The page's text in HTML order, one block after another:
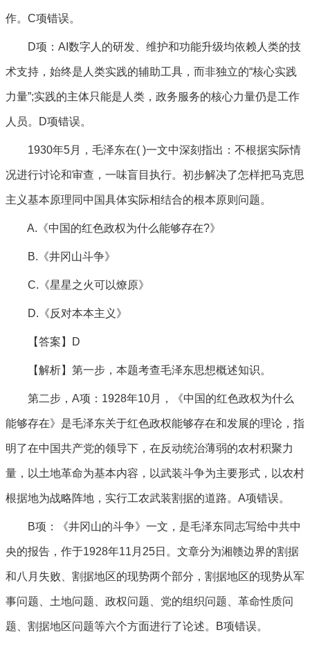
作。C项错误。
D项：AI数字人的研发、维护和功能升级均依赖人类的技
术支持，始终是人类实践的辅助工具，而非独立的“核心实践
力量”;实践的主体只能是人类，政务服务的核心力量仍是工作
人员。D项错误。
1930年5月，毛泽东在( )一文中深刻指出：不根据实际情
况进行讨论和审查，一味盲目执行。初步解决了怎样把马克思
主义基本原理同中国具体实际相结合的根本原则问题。
A.《中国的红色政权为什么能够存在?》
B.《井冈山斗争》
C.《星星之火可以燎原》
D.《反对本本主义》
【答案】D
【解析】第一步，本题考查毛泽东思想概述知识。
第二步，A项：1928年10月，《中国的红色政权为什么
能够存在》是毛泽东关于红色政权能够存在和发展的理论，指
明了在中国共产党的领导下，在反动统治薄弱的农村积聚力
量，以土地革命为基本内容，以武装斗争为主要形式，以农村
根据地为战略阵地，实行工农武装割据的道路。A项错误。
B项：《井冈山的斗争》一文，是毛泽东同志写给中共中
央的报告，作于1928年11月25日。文章分为湘赣边界的割据
和八月失败、割据地区的现势两个部分，割据地区的现势从军
事问题、土地问题、政权问题、党的组织问题、革命性质问
题、割据地区问题等六个方面进行了论述。B项错误。